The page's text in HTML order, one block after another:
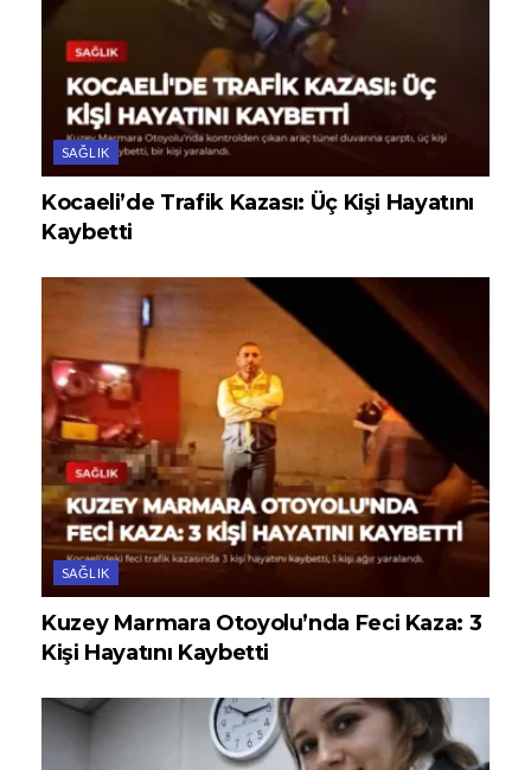
SAĞLIK
Kocaeli’de Trafik Kazası: Üç Kişi Hayatını
Kaybetti
SAĞLIK
Kuzey Marmara Otoyolu’nda Feci Kaza: 3
Kişi Hayatını Kaybetti